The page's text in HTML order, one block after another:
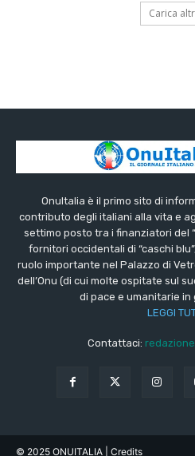
Carica
OnuItalia è il primo sito di
contributo degli italiani alla vita e
settimo posto tra i finanziatori del
fornitori occidentali di “caschi
ruolo importante nel Palazzo di
dell’Onu (di cui molte ospitate sul
di pace e umanitarie in
LEGGI
Contattaci:
© 2025 ONUITALIA | Credits